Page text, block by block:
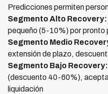
Predicciones permiten
Segmento Alto Recovery:
pequeño (5-10%) por pronto
Segmento Medio
extensión de plazo,
Segmento Bajo Recovery:
(descuento 40-60%),
liquidación